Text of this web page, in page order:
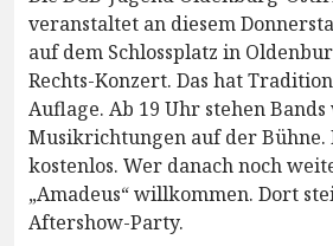
veranstaltet an diesem
auf dem Schlossplatz in
Rechts-Konzert. Das hat
Auflage. Ab 19 Uhr stehen
Musikrichtungen auf der
kostenlos. Wer danach noch
„Amadeus“ willkommen. Dort
Aftershow-Party.